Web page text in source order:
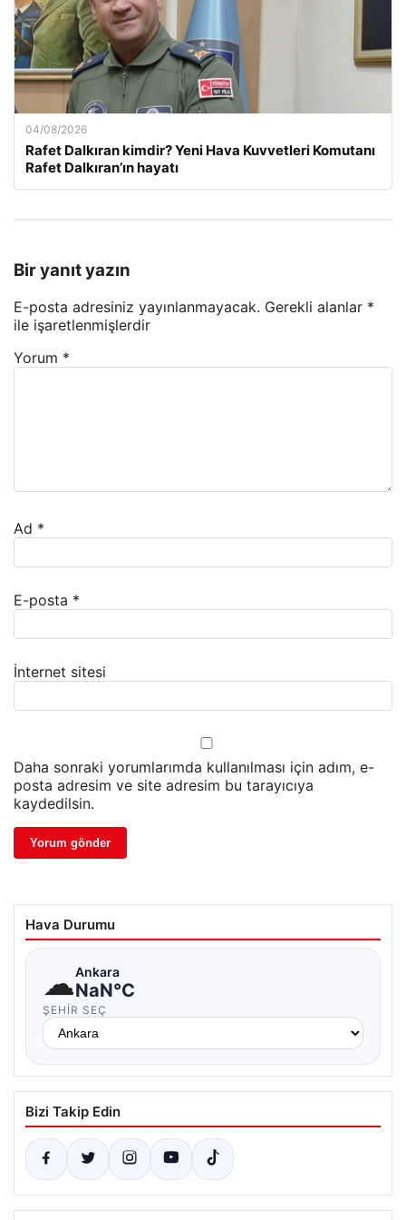
04/08/2026
Rafet Dalkıran kimdir? Yeni Hava Kuvvetleri Komutanı
Rafet Dalkıran’ın hayatı
Bir yanıt yazın
E-posta adresiniz yayınlanmayacak. Gerekli alanlar *
ile işaretlenmişlerdir
Yorum *
Ad *
E-posta *
İnternet sitesi
Daha sonraki yorumlarımda kullanılması için adım, e-
posta adresim ve site adresim bu tarayıcıya
kaydedilsin.
Hava Durumu
☁Ankara
NaN°C
ŞEHIR SEÇ
Bizi Takip Edin